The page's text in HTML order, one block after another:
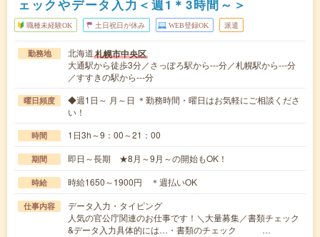
ェックやデータ入力＜週1＊3時間～＞
職種未経験OK 土日祝日が休み WEB登録OK 派遣
勤務地 北海道札幌市中央区
大通駅から徒歩3分／さっぽろ駅から---分／札幌駅から---分
／すすきの駅から---分
曜日頻度
◆週1日～ 月～日 ＊勤務時間・曜日はお気軽にご相談くださ
い！
時間 1日3h～9：00～21：00
期間 即日～長期 ★8月～9月～の開始もOK！
時給 時給1650～1900円 ＊週払いOK
仕事内容
データ入力・タイピング
人気の官公庁関連のお仕事です！＼大量募集／書類チェック
&データ入力具体的には…・書類のチェック …